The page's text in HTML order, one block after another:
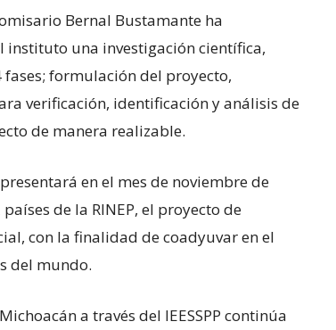
Bernal Bustamante ha
instituto una investigación científica,
formulación del proyecto,
verificación, identificación y análisis de
de manera realizable.
en el mes de noviembre de
de la RINEP, el proyecto de
con la finalidad de coadyuvar en el
del mundo.
a través del IEESSPP continúa